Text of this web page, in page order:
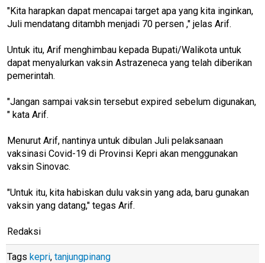
"Kita harapkan dapat mencapai target apa yang kita inginkan,
Juli mendatang ditambh menjadi 70 persen ," jelas Arif.
Untuk itu, Arif menghimbau kepada Bupati/Walikota untuk
dapat menyalurkan vaksin Astrazeneca yang telah diberikan
pemerintah.
"Jangan sampai vaksin tersebut expired sebelum digunakan,
" kata Arif.
Menurut Arif, nantinya untuk dibulan Juli pelaksanaan
vaksinasi Covid-19 di Provinsi Kepri akan menggunakan
vaksin Sinovac.
"Untuk itu, kita habiskan dulu vaksin yang ada, baru gunakan
vaksin yang datang," tegas Arif.
Redaksi
Tags kepri, tanjungpinang